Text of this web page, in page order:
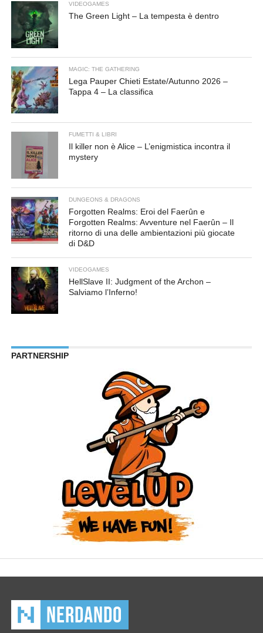
VIDEOGAMES
The Green Light – La tempesta è dentro
MAGIC: THE GATHERING
Lega Pauper Chieti Estate/Autunno 2026 –
Tappa 4 – La classifica
FUMETTI & LIBRI
Il killer non è Alice – L’enigmistica incontra il
mystery
DUNGEONS & DRAGONS
Forgotten Realms: Eroi del Faerûn e
Forgotten Realms: Avventure nel Faerûn – Il
ritorno di una delle ambientazioni più giocate
di D&D
VIDEOGAMES
HellSlave II: Judgment of the Archon –
Salviamo l’Inferno!
PARTNERSHIP